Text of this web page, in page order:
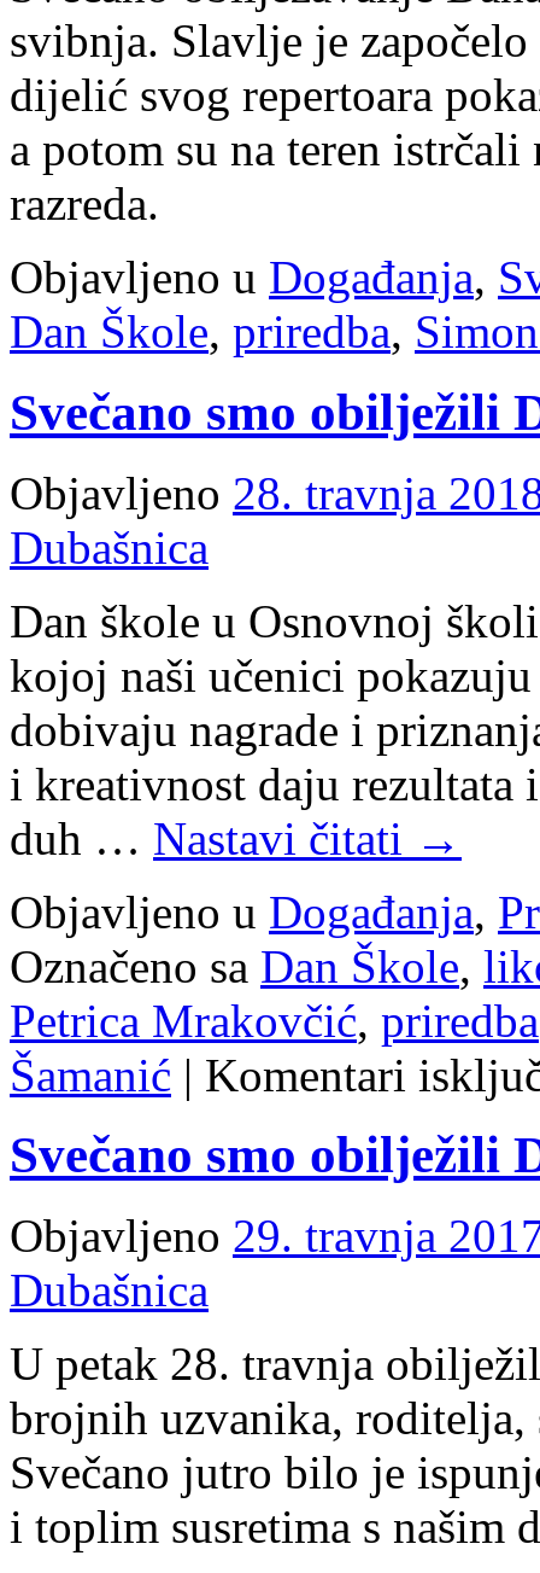
svibnja. Slavlje je
dijelić svog repertoara
a potom su na teren
razreda.
Objavljeno u Događanja,
Dan Škole, priredba,
Svečano smo obilježili
Objavljeno 28. travnja
Dubašnica
Dan škole u Osnovnoj
kojoj naši učenici
dobivaju nagrade i
i kreativnost daju rezultata
duh … Nastavi čitati →
Objavljeno u Događanja,
Označeno sa Dan Škole,
Petrica Mrakovčić, priredba
Šamanić | Komentari
Svečano smo obilježili
Objavljeno 29. travnja
Dubašnica
U petak 28. travnja
brojnih uzvanika,
Svečano jutro bilo je
i toplim susretima s našim